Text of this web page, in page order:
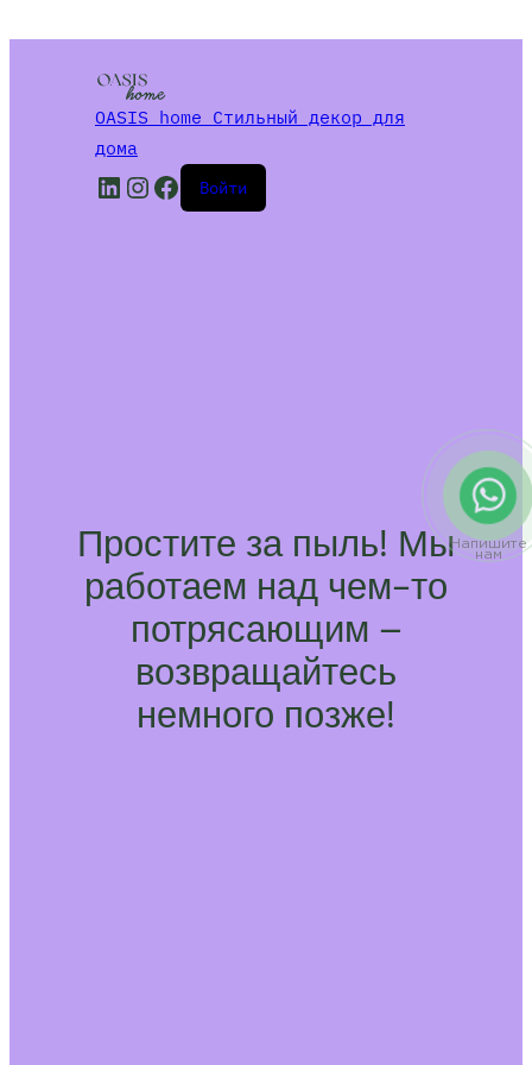
OASIS home Стильный декор для
дома
LinkedIn
Instagram
Facebook
Войти
Простите за пыль! Мы
работаем над чем-то
потрясающим –
возвращайтесь
немного позже!
Напишите
нам